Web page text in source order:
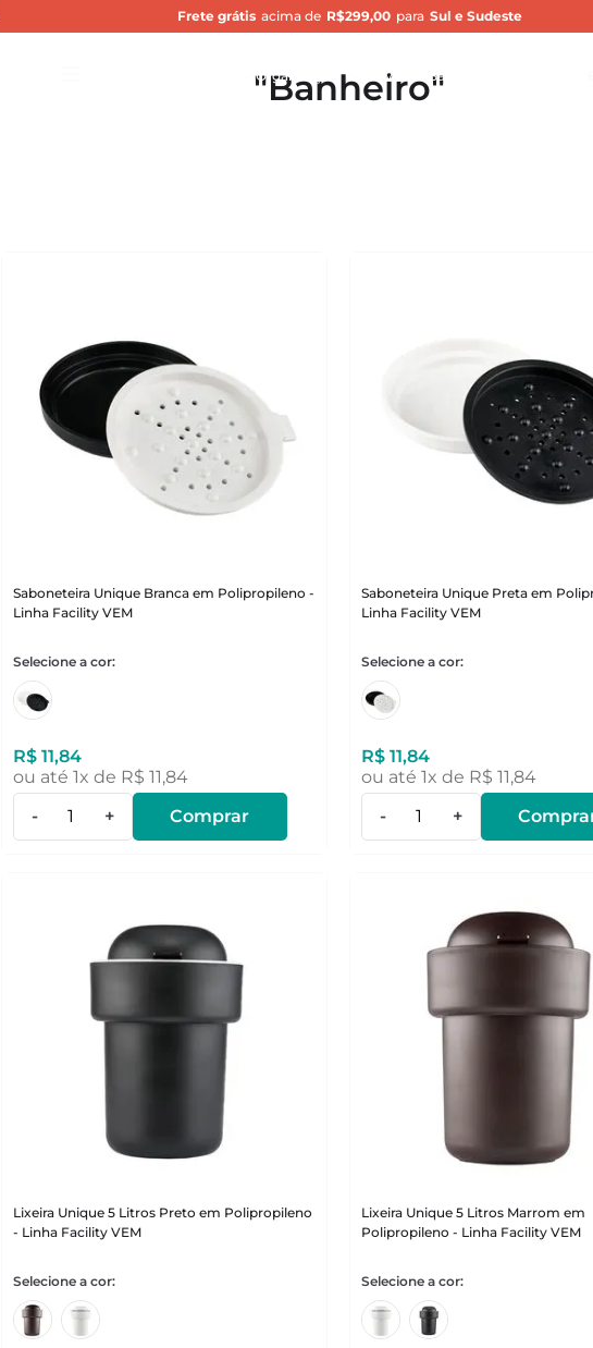
Frete grátis acima de R$299,00 para Sul e Sudeste
Organização Servir Banheiro
Banheiro
Saboneteira Unique Branca em Polipropileno -
Linha Facility VEM
R$ 11,84
ou até 1x de R$ 11,84
-
+ Comprar
Saboneteira Unique Preta em
Linha Facility VEM
R$ 11,84
ou até 1x de R$ 11,84
-
+
Lixeira Unique 5 Litros Preto em Polipropileno
- Linha Facility VEM
Lixeira Unique 5 Litros Marrom em
Polipropileno - Linha Facility VEM